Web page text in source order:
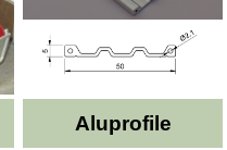
Aluprofile